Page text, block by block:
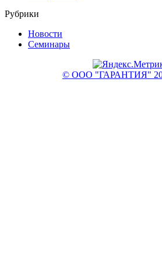
Рубрики
Новости
Семинары
© ООО "ГАРАНТИЯ"